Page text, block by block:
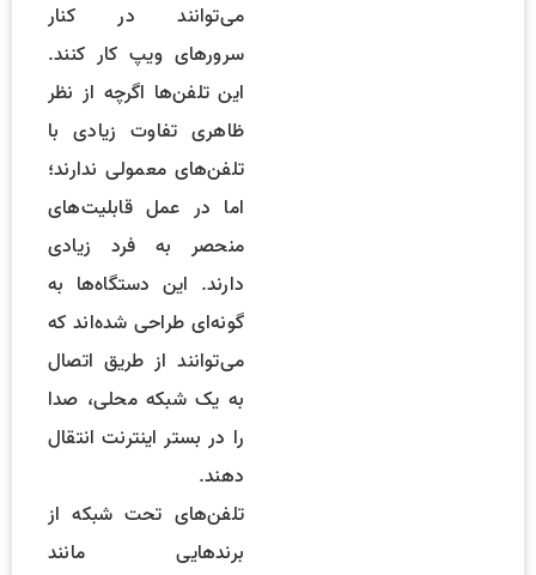
می‌توانند در کنار
سرورهای ویپ کار کنند.
این تلفن‌ها اگرچه از نظر
ظاهری تفاوت زیادی با
تلفن‌های معمولی ندارند؛
اما در عمل قابلیت‌های
منحصر به فرد زیادی
دارند. این دستگاه‌ها به
گونه‌ای طراحی شده‌اند که
می‌توانند از طریق اتصال
به یک شبکه محلی، صدا
را در بستر اینترنت انتقال
دهند.
تلفن‌های تحت شبکه از
برندهایی مانند